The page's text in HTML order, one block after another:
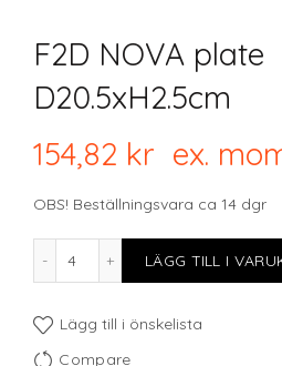
F2D NOVA plate
D20.5xH2.5cm
154,82 kr ex.
OBS! Beställningsvara ca 14 dgr
F2D NOVA plate
LÄGG TILL I
Lägg till i önskelista
Compare